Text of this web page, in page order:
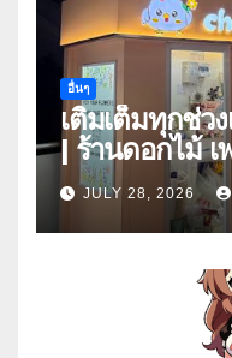
อื่นๆ
เติมเต็มทุกช่ว
| ร้านดอกไม้ เ
JULY 28, 2026